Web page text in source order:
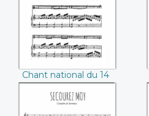
(Méhul)
Chant national du 14
juillet 1800 (Méhul)